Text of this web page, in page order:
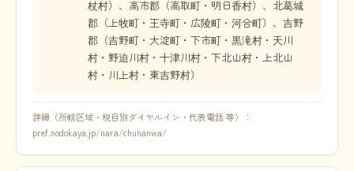
杖村）、高市郡（高取町・明日香村）、北葛城
郡（上牧町・王寺町・広陵町・河合町）、吉野
郡（吉野町・大淀町・下市町・黒滝村・天川
村・野迫川村・十津川村・下北山村・上北山
村・川上村・東吉野村）
詳細（所轄区域・税目別ダイヤルイン・代表電話 等）：
pref.nodokaya.jp/nara/chunanwa/